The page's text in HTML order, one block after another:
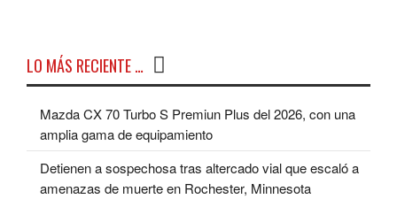
LO MÁS RECIENTE …
Mazda CX 70 Turbo S Premiun Plus del 2026, con una
amplia gama de equipamiento
Detienen a sospechosa tras altercado vial que escaló a
amenazas de muerte en Rochester, Minnesota